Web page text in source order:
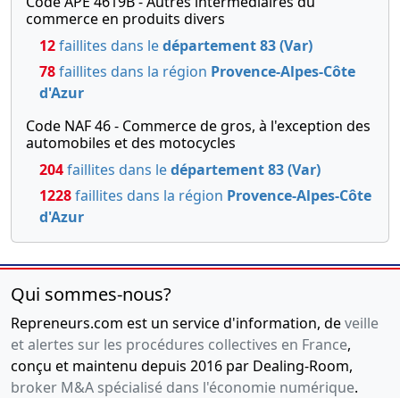
commerce en produits divers
12faillites dans ledépartement 83 (Var)
78faillites dans la région Provence-Alpes-Côte
d'Azur
Code NAF 46 - Commerce de gros, à l'exception des
automobiles et des motocycles
204faillites dans ledépartement 83 (Var)
1228faillites dans la région Provence-Alpes-Côte
d'Azur
Qui sommes-nous?
Repreneurs.com est un service d'information, deveille
et alertes sur les procédures collectives en France,
conçu et maintenu depuis 2016 par Dealing-Room,
broker M&A spécialisé dans l'économie numérique.